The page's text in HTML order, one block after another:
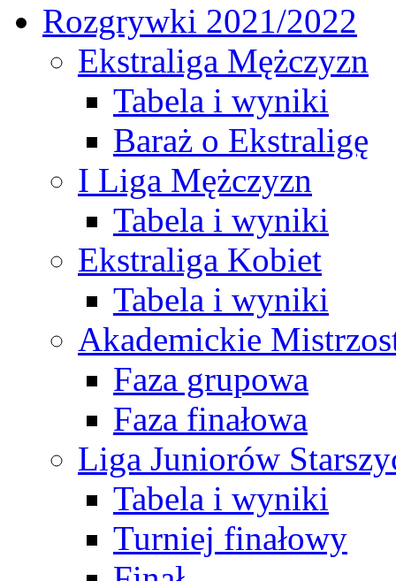
Rozgrywki 2021/2022
Ekstraliga Mężczyzn
Tabela i wyniki
Baraż o Ekstraligę
I Liga Mężczyzn
Tabela i wyniki
Ekstraliga Kobiet
Tabela i wyniki
Akademickie
Faza grupowa
Faza finałowa
Liga Juniorów
Tabela i wyniki
Turniej finałowy